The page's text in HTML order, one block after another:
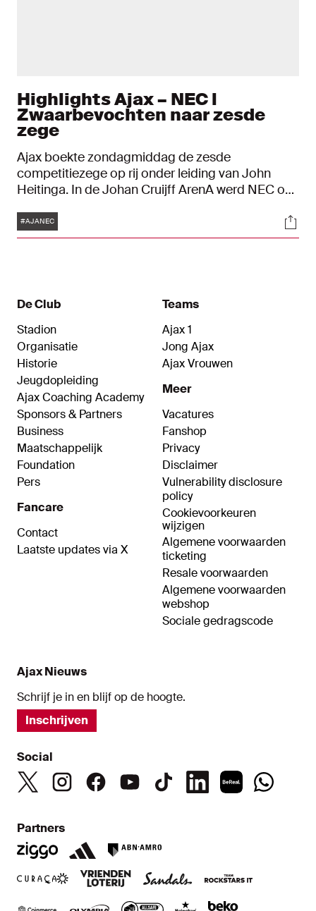
Highlights Ajax – NEC l
Zwaarbevochten naar zesde
zege
Ajax boekte zondagmiddag de zesde
competitiezege op rij onder leiding van John
Heitinga. In de Johan Cruijff ArenA werd NEC op
Kudus na rust. Daardoor volgde Ajax het
voorbeeld van de overige clubs uit de top vier die
Tags
#AJANEC
De Club
Stadion
Organisatie
Historie
Jeugdopleiding
Ajax Coaching Academy
Sponsors & Partners
Business
Maatschappelijk
Foundation
Pers
Fancare
Contact
Laatste updates via X
Teams
Ajax 1
Jong Ajax
Ajax Vrouwen
Meer
Vacatures
Fanshop
Privacy
Disclaimer
Vulnerability disclosure
policy
Cookievoorkeuren
wijzigen
Algemene voorwaarden
ticketing
Resale voorwaarden
Algemene voorwaarden
webshop
Sociale gedragscode
Ajax Nieuws
Schrijf je in en blijf op de hoogte.
Inschrijven
Social
Partners